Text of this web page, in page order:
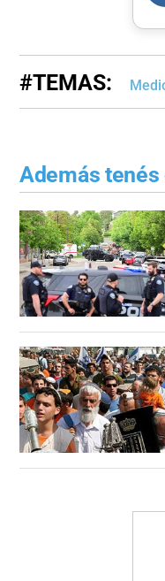
#TEMAS:
Además tenés